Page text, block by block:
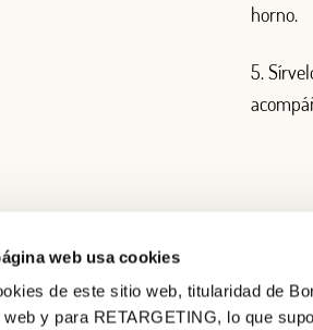
web usa cookies
de este sitio web, titularidad de
y para RETARGETING, lo que
horno.
5.